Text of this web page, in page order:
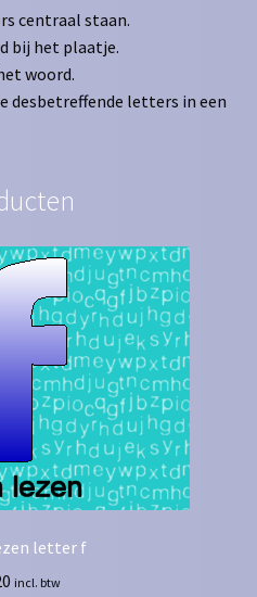
centraal staan.
bij het plaatje.
woord.
desbetreffende letters in een
letter f
incl. btw